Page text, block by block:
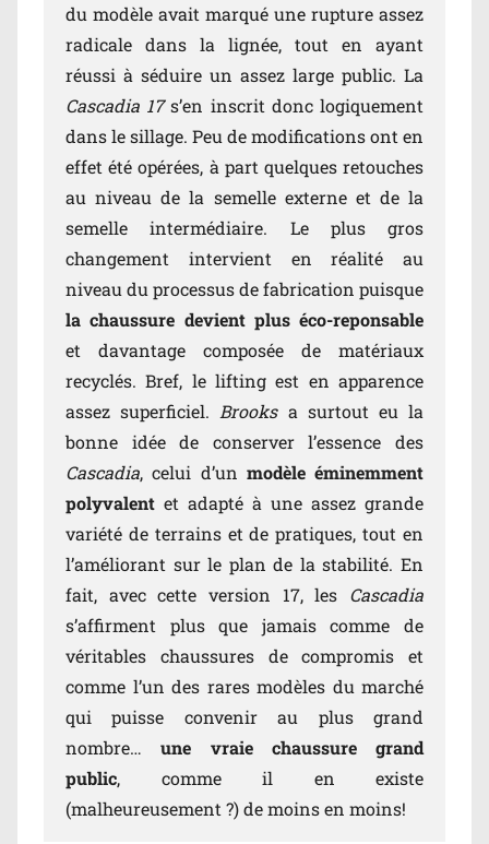
du modèle avait marqué une rupture assez
radicale dans la lignée, tout en ayant
réussi à séduire un assez large public. La
Cascadia 17s’en inscrit donc logiquement
dans le sillage. Peu de modifications ont en
effet été opérées, à part quelques retouches
au niveau de la semelle externe et de la
semelle intermédiaire. Le plus gros
changement intervient en réalité au
niveau du processus de fabrication puisque
la chaussure devient plus éco-reponsable
et davantage composée de matériaux
recyclés. Bref, le lifting est en apparence
assez superficiel. Brooks a surtout eu la
bonne idée de conserver l’essence des
Cascadia, celui d’un modèle éminemment
polyvalent et adapté à une assez grande
variété de terrains et de pratiques, tout en
l’améliorant sur le plan de la stabilité. En
fait, avec cette version 17, les Cascadia
s’affirment plus que jamais comme de
véritables chaussures de compromis et
comme l’un des rares modèles du marché
qui puisse convenir au plus grand
nombre…une vraie chaussure grand
public, comme il en existe
(malheureusement ?) de moins en moins!